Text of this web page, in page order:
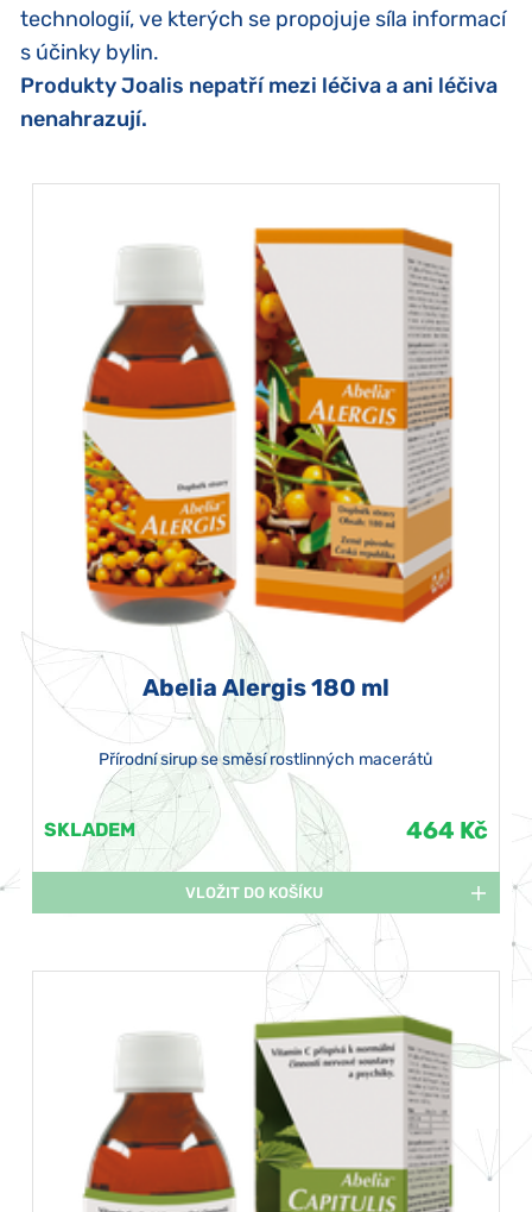
technologií, ve kterých se propojuje síla informací
s účinky bylin.
Produkty Joalis nepatří mezi léčiva a ani léčiva
nenahrazují.
Abelia Alergis 180 ml
Přírodní sirup se směsí rostlinných macerátů
SKLADEM 464 Kč
VLOŽIT DO KOŠÍKU